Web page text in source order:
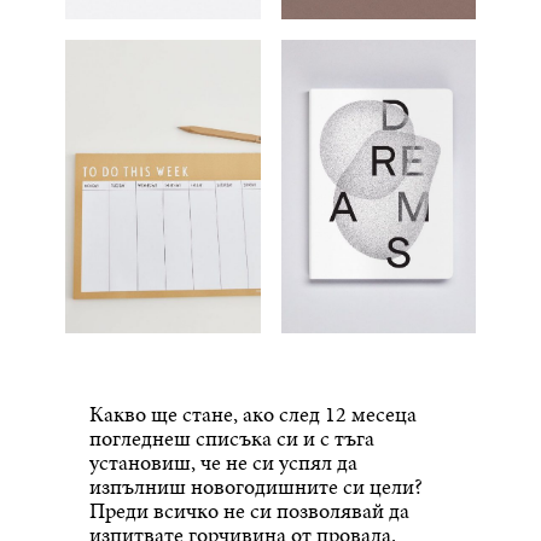
Какво ще стане, ако след 12 месеца
погледнеш списъка си и с тъга
установиш, че не си успял да
изпълниш новогодишните си цели?
Преди всичко не си позволявай да
изпитвате горчивина от провала.